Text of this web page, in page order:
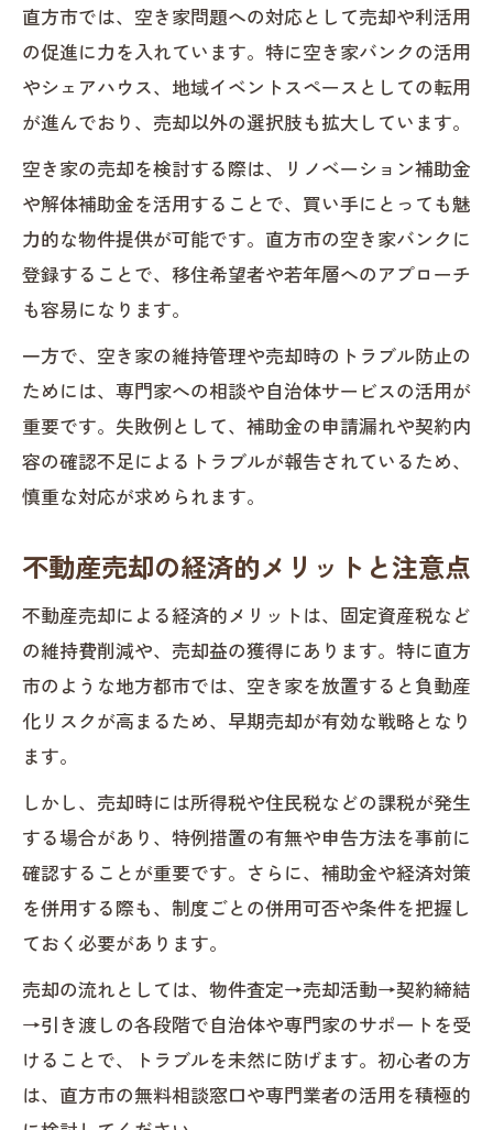
意点
不動産売却の経済負担を軽減する申請方
法
申請書類準備で知っておくべき重要ポイ
ント
暮らしを守るための不動産売却制度の選び方
不動産売却制度選びで経済的安心を手に
入れる
直方市の不動産売却支援制度の選択基準
とは
不動産売却と生活支援制度を賢く使い分
ける方法
経済対策を踏まえた不動産売却制度の選
び方
術
直方市では、空き家問題への対応として売却や利活用
の促進に力を入れています。特に空き家バンクの活用
やシェアハウス、地域イベントスペースとしての転用
が進んでおり、売却以外の選択肢も拡大しています。
空き家の売却を検討する際は、リノベーション補助金
や解体補助金を活用することで、買い手にとっても魅
力的な物件提供が可能です。直方市の空き家バンクに
登録することで、移住希望者や若年層へのアプローチ
も容易になります。
一方で、空き家の維持管理や売却時のトラブル防止の
ためには、専門家への相談や自治体サービスの活用が
重要です。失敗例として、補助金の申請漏れや契約内
容の確認不足によるトラブルが報告されているため、
慎重な対応が求められます。
不動産売却の経済的メリットと注意点
不動産売却による経済的メリットは、固定資産税など
の維持費削減や、売却益の獲得にあります。特に直方
市のような地方都市では、空き家を放置すると負動産
化リスクが高まるため、早期売却が有効な戦略となり
ます。
しかし、売却時には所得税や住民税などの課税が発生
する場合があり、特例措置の有無や申告方法を事前に
確認することが重要です。さらに、補助金や経済対策
を併用する際も、制度ごとの併用可否や条件を把握し
ておく必要があります。
売却の流れとしては、物件査定→売却活動→契約締結
→引き渡しの各段階で自治体や専門家のサポートを受
けることで、トラブルを未然に防げます。初心者の方
は、直方市の無料相談窓口や専門業者の活用を積極的